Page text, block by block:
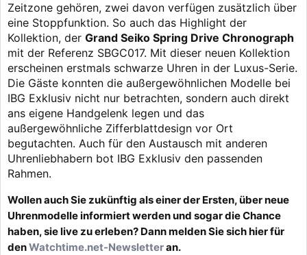
Zeitzone gehören, zwei davon verfügen zusätzlich über
eine Stoppfunktion. So auch das Highlight der
Kollektion, der Grand Seiko Spring Drive Chronograph
mit der Referenz SBGC017. Mit dieser neuen Kollektion
erscheinen erstmals schwarze Uhren in der Luxus-Serie.
Die Gäste konnten die außergewöhnlichen Modelle bei
IBG Exklusiv nicht nur betrachten, sondern auch direkt
ans eigene Handgelenk legen und das
außergewöhnliche Zifferblattdesign vor Ort
begutachten. Auch für den Austausch mit anderen
Uhrenliebhabern bot IBG Exklusiv den passenden
Rahmen.
Wollen auch Sie zukünftig als einer der Ersten, über neue
Uhrenmodelle informiert werden und sogar die Chance
haben, sie live zu erleben? Dann melden Sie sich hier für
denWatchtime.net-Newsletteran.